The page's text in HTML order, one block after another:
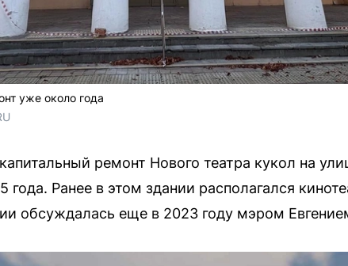
уже около года
ремонт Нового театра кукол на
года. Ранее в этом здании располагался
обсуждалась еще в 2023 году мэром